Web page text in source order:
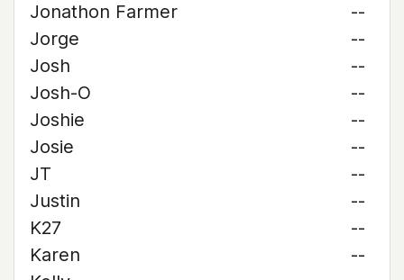
Jonathon Farmer
--
Jorge
--
Josh
--
Josh-O
--
Joshie
--
Josie
--
JT
--
Justin
--
K27
--
Karen
--